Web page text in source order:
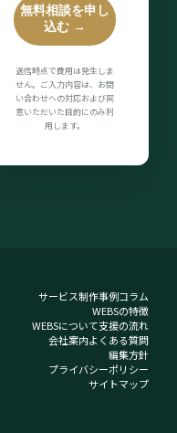
無料相談を申し
込む →
送信時点で費用は発生しま
せん。ご入力内容は、お問
い合わせへの対応および同
意いただいた目的にのみ利
用します。
サービス制作事例コラム
WEBSの特徴
WEBSについて支援の流れ
会社案内よくある質問
編集方針
プライバシーポリシー
サイトマップ